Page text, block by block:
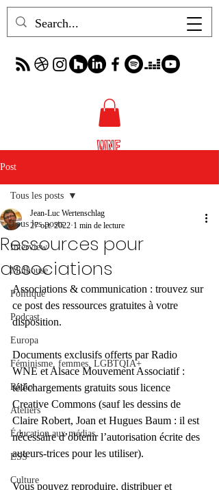
Post
Tous les posts
Interview
Mulhouse
Politique
Podcast
Europa
Féminisme, femmes, LGBTQIA+
Radio
Ateliers
Éducation aux médias
ESS
Culture
Tous les posts
Ressources pour
associations
Jean-Luc Wertenschlag
27 oct. 2022 1 min de lecture
Associations & communication : trouvez sur
ce post des ressources gratuites à votre
disposition.
Documents exclusifs offerts par Radio
WNE et Alsace Mouvement Associatif :
téléchargements gratuits sous licence
Creative Commons (sauf les dessins de
Claire Robert, Joan et Hugues Baum : il est
nécessaire d’obtenir l’autorisation écrite des
auteurs-trices pour les utiliser).
Vous pouvez reproduire, distribuer et